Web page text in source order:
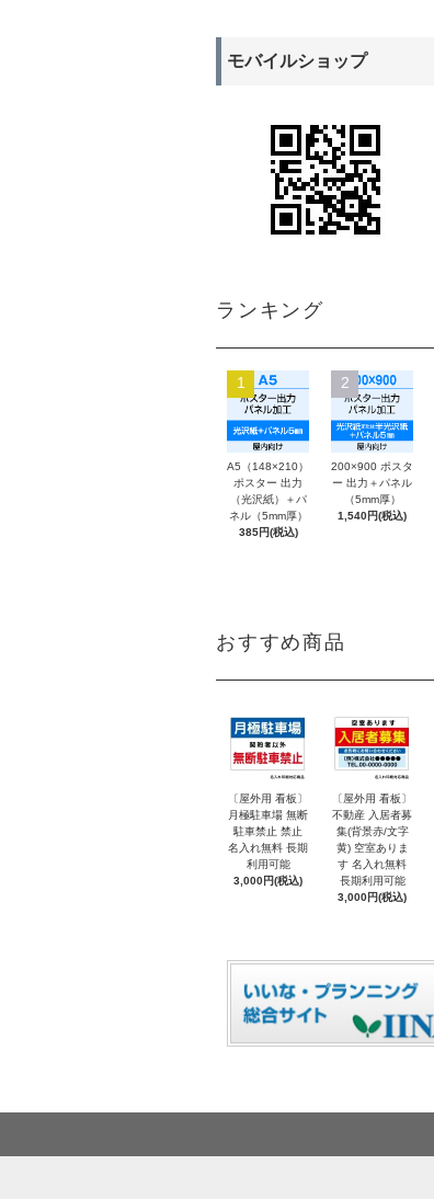
モバイルショップ
ランキング
1
A5（148×210）
ポスター 出力
（光沢紙）＋パ
ネル（5mm厚）
385円(税込)
2
200×900 ポスタ
ー 出力＋パネル
（5mm厚）
1,540円(税込)
おすすめ商品
〔屋外用 看板〕
月極駐車場 無断
駐車禁止 禁止
名入れ無料 長期
利用可能
3,000円(税込)
〔屋外用 看板〕
不動産 入居者募
集(背景赤/文字
黄) 空室ありま
す 名入れ無料
長期利用可能
3,000円(税込)